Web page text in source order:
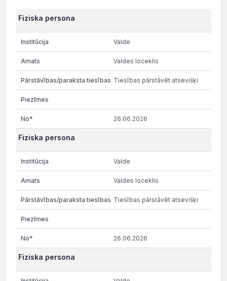
Fiziska persona
Valde
Valdes loceklis
Tiesības pārstāvēt atsevišķi
26.06.2026
Fiziska persona
Valde
Valdes loceklis
Tiesības pārstāvēt atsevišķi
26.06.2026
Fiziska persona